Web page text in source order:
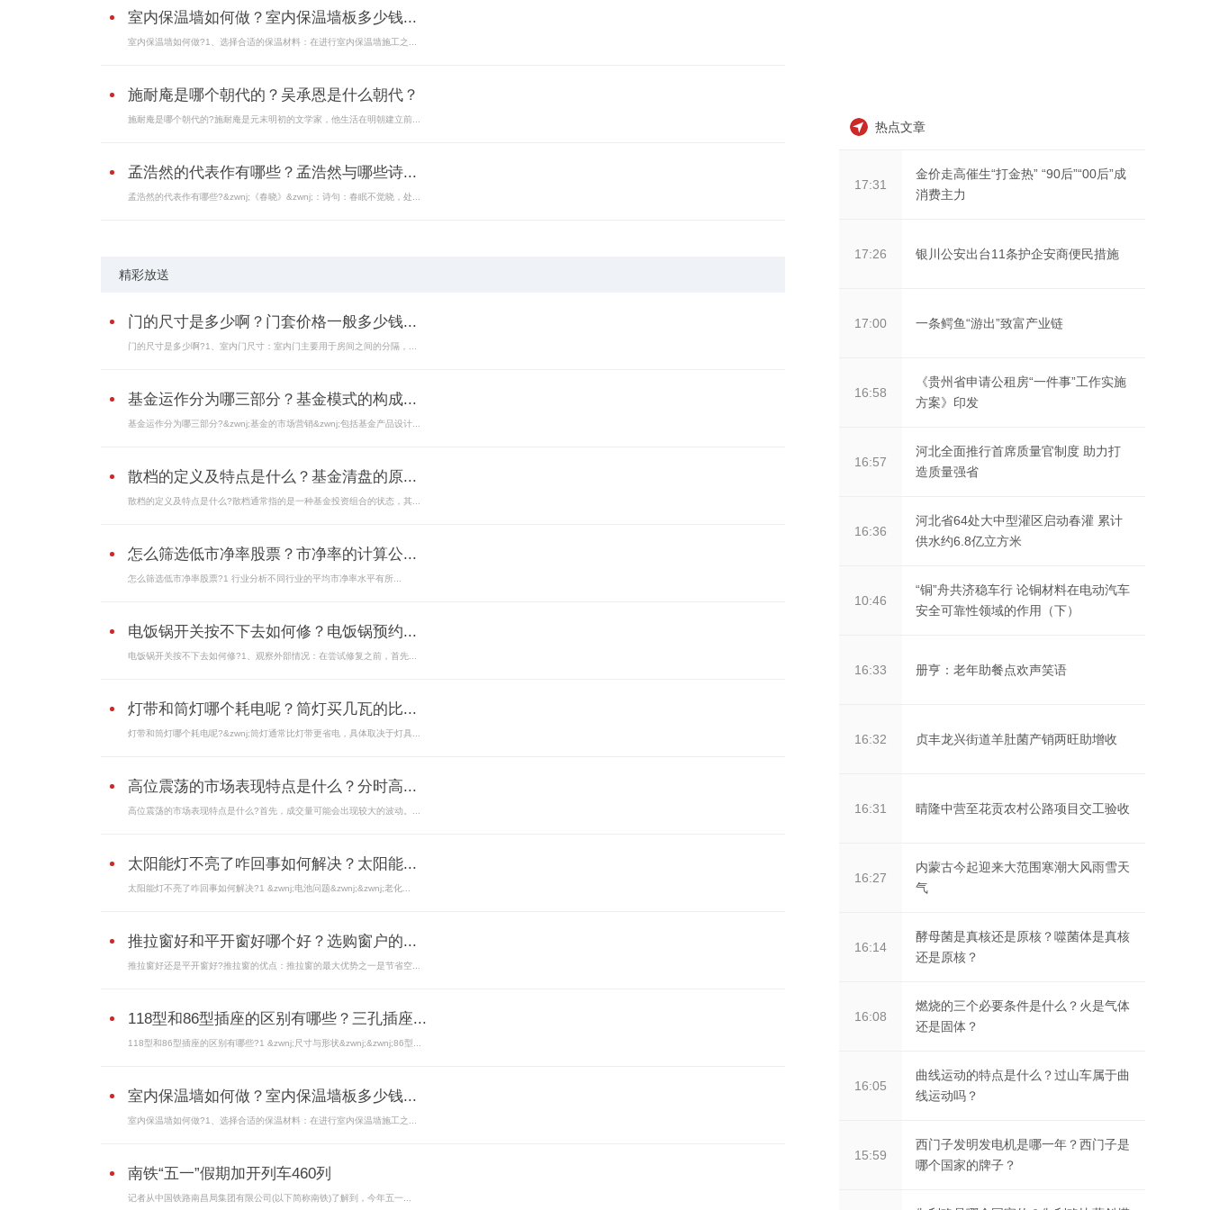
室内保温墙如何做？室内保温墙板多少钱...
室内保温墙如何做?1、选择合适的保温材料：在进行室内保温墙施工之...
施耐庵是哪个朝代的？吴承恩是什么朝代？
施耐庵是哪个朝代的?施耐庵是元末明初的文学家，他生活在明朝建立前...
孟浩然的代表作有哪些？孟浩然与哪些诗...
孟浩然的代表作有哪些?&zwnj;《春晓》&zwnj;：诗句：春眠不觉晓，处...
精彩放送
门的尺寸是多少啊？门套价格一般多少钱...
门的尺寸是多少啊?1、室内门尺寸：室内门主要用于房间之间的分隔，...
基金运作分为哪三部分？基金模式的构成...
基金运作分为哪三部分?&zwnj;基金的市场营销&zwnj;包括基金产品设计...
散档的定义及特点是什么？基金清盘的原...
散档的定义及特点是什么?散档通常指的是一种基金投资组合的状态，其...
怎么筛选低市净率股票？市净率的计算公...
怎么筛选低市净率股票?1 行业分析不同行业的平均市净率水平有所...
电饭锅开关按不下去如何修？电饭锅预约...
电饭锅开关按不下去如何修?1、观察外部情况：在尝试修复之前，首先...
灯带和筒灯哪个耗电呢？筒灯买几瓦的比...
灯带和筒灯哪个耗电呢?&zwnj;筒灯通常比灯带更省电，具体取决于灯具...
高位震荡的市场表现特点是什么？分时高...
高位震荡的市场表现特点是什么?首先，成交量可能会出现较大的波动。...
太阳能灯不亮了咋回事如何解决？太阳能...
太阳能灯不亮了咋回事如何解决?1 &zwnj;电池问题&zwnj;&zwnj;老化...
推拉窗好和平开窗好哪个好？选购窗户的...
推拉窗好还是平开窗好?推拉窗的优点：推拉窗的最大优势之一是节省空...
118型和86型插座的区别有哪些？三孔插座...
118型和86型插座的区别有哪些?1 &zwnj;尺寸与形状&zwnj;&zwnj;86型...
室内保温墙如何做？室内保温墙板多少钱...
室内保温墙如何做?1、选择合适的保温材料：在进行室内保温墙施工之...
南铁“五一”假期加开列车460列
记者从中国铁路南昌局集团有限公司(以下简称南铁)了解到，今年五一...
热点文章
17:31
金价走高催生“打金热” “90后”“00后”成
消费主力
17:26 银川公安出台11条护企安商便民措施
17:00 一条鳄鱼“游出”致富产业链
16:58
《贵州省申请公租房“一件事”工作实施
方案》印发
16:57
河北全面推行首席质量官制度 助力打
造质量强省
16:36
河北省64处大中型灌区启动春灌 累计
供水约6.8亿立方米
10:46
“铜”舟共济稳车行 论铜材料在电动汽车
安全可靠性领域的作用（下）
16:33 册亨：老年助餐点欢声笑语
16:32 贞丰龙兴街道羊肚菌产销两旺助增收
16:31 晴隆中营至花贡农村公路项目交工验收
16:27
内蒙古今起迎来大范围寒潮大风雨雪天
气
16:14
酵母菌是真核还是原核？噬菌体是真核
还是原核？
16:08
燃烧的三个必要条件是什么？火是气体
还是固体？
16:05
曲线运动的特点是什么？过山车属于曲
线运动吗？
15:59
西门子发明发电机是哪一年？西门子是
哪个国家的牌子？